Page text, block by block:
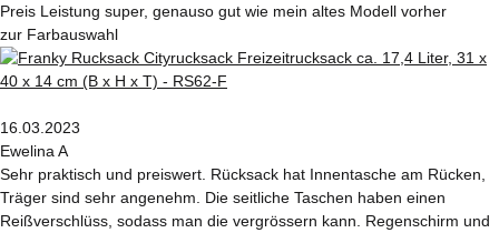
Preis Leistung super, genauso gut wie mein altes Modell vorher
zur Farbauswahl
16.03.2023
Ewelina A
Sehr praktisch und preiswert. Rücksack hat Innentasche am Rücken,
Träger sind sehr angenehm. Die seitliche Taschen haben einen
Reißverschlüss, sodass man die vergrössern kann. Regenschirm und